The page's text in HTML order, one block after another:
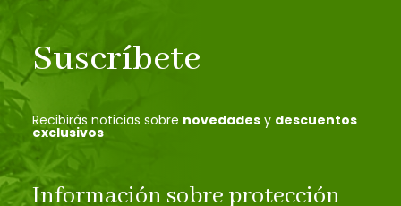
Suscríbete
Recibirás noticias sobre novedades y descuentos
exclusivos
Información sobre protección